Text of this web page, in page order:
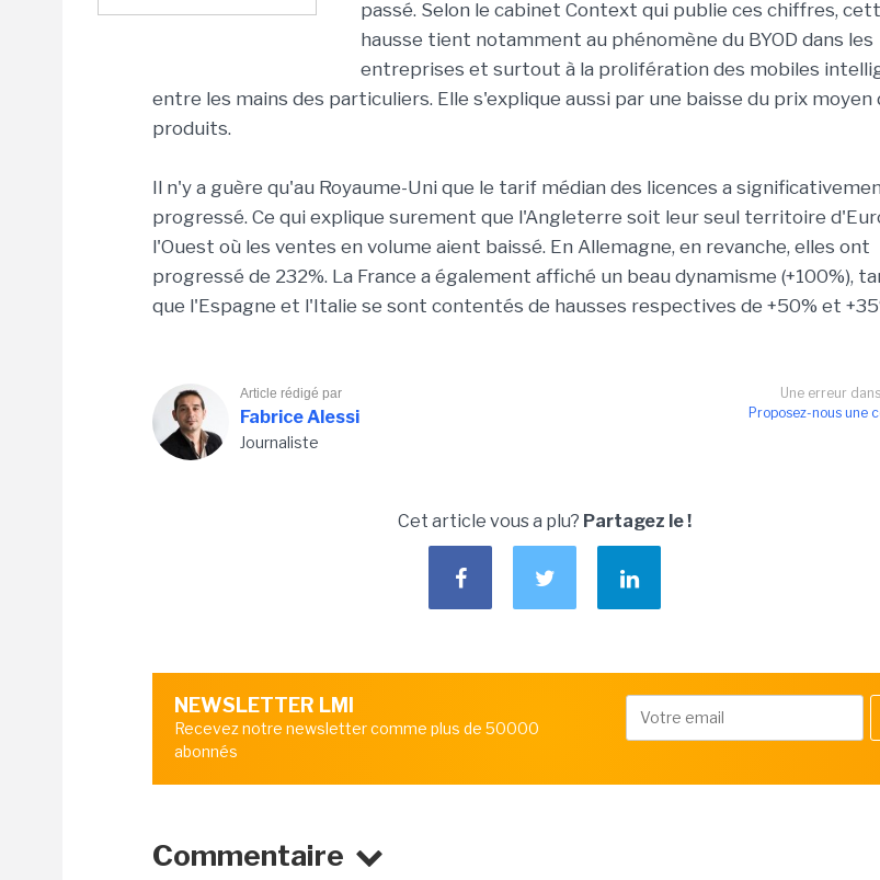
passé. Selon le cabinet Context qui publie ces chiffres,
hausse tient notamment au phénomène du BYOD dans les
entreprises et surtout à la prolifération des mobiles
entre les mains des particuliers. Elle s'explique aussi par une baisse du prix moyen
produits.
Il n'y a guère qu'au Royaume-Uni que le tarif médian des licences a
progressé. Ce qui explique surement que l'Angleterre soit leur seul territoire
l'Ouest où les ventes en volume aient baissé. En Allemagne, en revanche, elles ont
progressé de 232%. La France a également affiché un beau dynamisme (+100%),
que l'Espagne et l'Italie se sont contentés de hausses respectives de +50% et
Une erreur
Proposez-nous une
Article rédigé par
Fabrice Alessi
Journaliste
Cet article vous a plu? Partagez le !
NEWSLETTER LMI
Recevez notre newsletter comme plus de 50000
abonnés
Commentaire